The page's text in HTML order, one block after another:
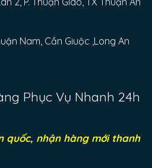
Nam, Cần Giuộc ,Long An
Phục Vụ Nhanh 24h
quốc, nhận hàng mới thanh